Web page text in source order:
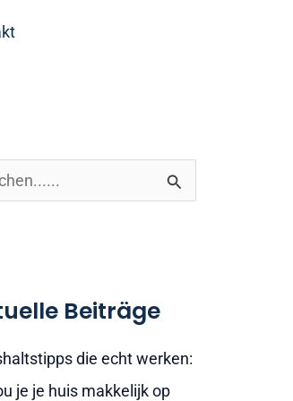
Beiträge
die echt werken:
je je huis makkelijk op